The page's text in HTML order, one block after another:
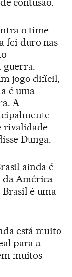
contusão.
o time
foi duro nas
guerra.
jogo difícil,
é uma
A
rivalidade.
Dunga.
ainda é
da América
é uma
está muito
para a
muitos